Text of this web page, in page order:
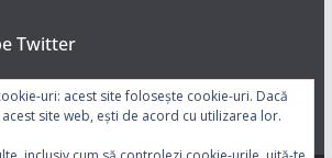
Twitter
uri: acest site folosește cookie-uri. Dacă
site web, ești de acord cu utilizarea lor.